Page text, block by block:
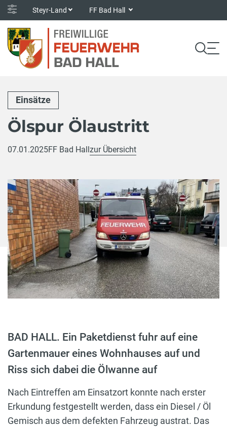
Steyr-Land FF Bad Hall
Einsätze
Ölspur Ölaustritt
07.01.2025FF Bad Hallzur Übersicht
BAD HALL. Ein Paketdienst fuhr auf eine
Gartenmauer eines Wohnhauses auf und
Riss sich dabei die Ölwanne auf
Nach Eintreffen am Einsatzort konnte nach erster
Erkundung festgestellt werden, dass ein Diesel / Öl
Gemisch aus dem defekten Fahrzeug austrat. Das